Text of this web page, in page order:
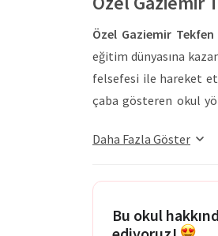
Özel Gaziemir
eğitim dünyasına
felsefesi ile hareket
çaba gösteren okul
sağlanmaktadır.
raporlar
öğrencilerin
çağlarda, tiyatro,
Daha Fazla Göster
Bu okul